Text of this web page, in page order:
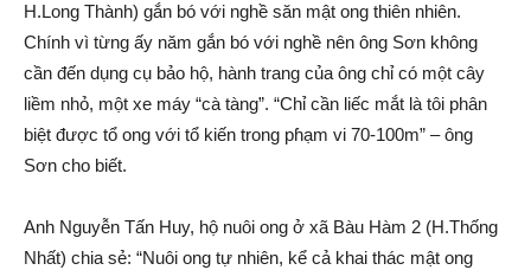
H.Long Thành) gắn bó với nghề săn mật ong thiên nhiên.
Chính vì từng ấy năm gắn bó với nghề nên ông Sơn không
cần đến dụng cụ bảo hộ, hành trang của ông chỉ có một cây
liềm nhỏ, một xe máy “cà tàng”. “Chỉ cần liếc mắt là tôi phân
biệt được tổ ong với tổ kiến trong pɦạ‌m vi 70-100m” – ông
Sơn cho biết.
Anh Nguyễn Tấn Huy, hộ nuôi ong ở xã Bàu Hàm 2 (H.Thống
Nhất) chia sẻ: “Nuôi ong tự nhiên, kể cả khai thác mật ong